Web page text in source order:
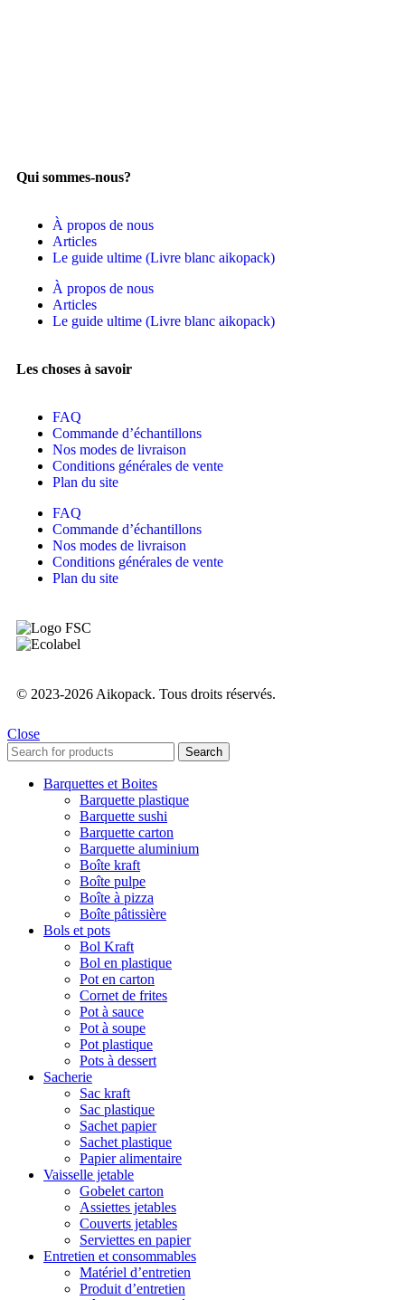
Qui sommes-nous?
À propos de nous
Articles
Le guide ultime (Livre blanc aikopack)
À propos de nous
Articles
Le guide ultime (Livre blanc aikopack)
Les choses à savoir
FAQ
Commande d’échantillons
Nos modes de livraison
Conditions générales de vente
Plan du site
FAQ
Commande d’échantillons
Nos modes de livraison
Conditions générales de vente
Plan du site
© 2023-2026 Aikopack. Tous droits réservés.
Close
Search
Barquettes et Boites
Barquette plastique
Barquette sushi
Barquette carton
Barquette aluminium
Boîte kraft
Boîte pulpe
Boîte à pizza
Boîte pâtissière
Bols et pots
Bol Kraft
Bol en plastique
Pot en carton
Cornet de frites
Pot à sauce
Pot à soupe
Pot plastique
Pots à dessert
Sacherie
Sac kraft
Sac plastique
Sachet papier
Sachet plastique
Papier alimentaire
Vaisselle jetable
Gobelet carton
Assiettes jetables
Couverts jetables
Serviettes en papier
Entretien et consommables
Matériel d’entretien
Produit d’entretien